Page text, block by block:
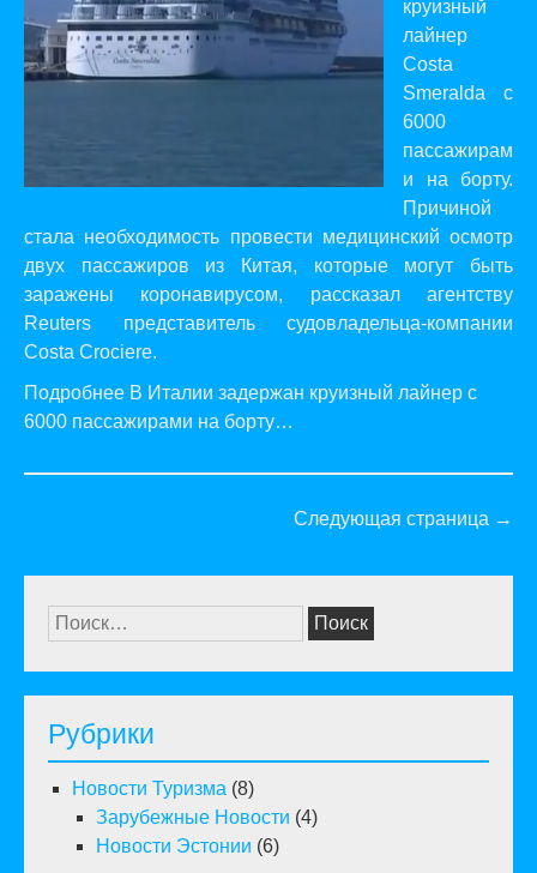
круизный
лайнер
Costa
Smeralda с
6000
пассажирам
и на борту.
Причиной
стала необходимость провести медицинский осмотр
двух пассажиров из Китая, которые могут быть
заражены коронавирусом, рассказалагентству
Reuters представитель судовладельца-компании
Costa Crociere.
Подробнее В Италии задержан круизный лайнер с
6000 пассажирами на борту…
Следующая страница →
Найти:
Рубрики
Новости Туризма (8)
Зарубежные Новости (4)
Новости Эстонии (6)